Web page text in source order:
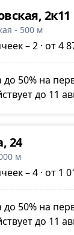
2к11
- 500 м
– 2 · от 4
до 50% на
до 11
24
м
– 4 · от 1
до 50% на
до 11